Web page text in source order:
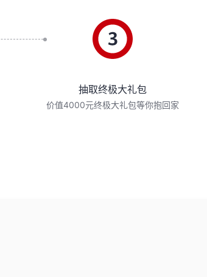
抽取终极大礼包
价值4000元终极大礼包等你抱回家